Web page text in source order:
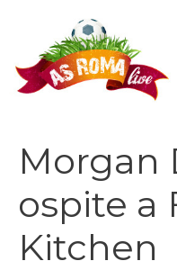
contenuto
Morgan
ospite a
Kitchen